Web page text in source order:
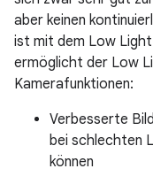
aber keinen
ist mit dem Low
ermöglicht der Low
Kamerafunktionen:
Verbesserte
bei schlechten
können